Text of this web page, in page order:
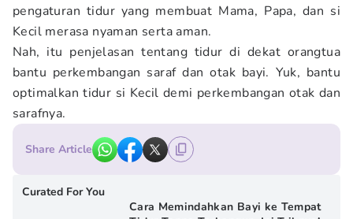
pengaturan tidur yang membuat Mama, Papa, dan si
Kecil merasa nyaman serta aman.
Nah, itu penjelasan tentang tidur di dekat orangtua
bantu perkembangan saraf dan otak bayi. Yuk, bantu
optimalkan tidur si Kecil demi perkembangan otak dan
sarafnya.
Share Article
Curated For You
Cara Memindahkan Bayi ke Tempat